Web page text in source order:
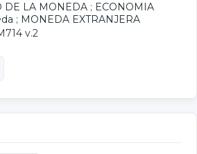
DE LA MONEDA ; ECONOMIA
; MONEDA EXTRANJERA
v.2